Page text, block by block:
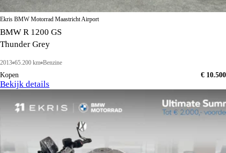
Ekris BMW Motorrad Maastricht Airport
BMW R 1200 GS
Thunder Grey
2013 65.200 km Benzine
Kopen € 10.500
Bekijk details